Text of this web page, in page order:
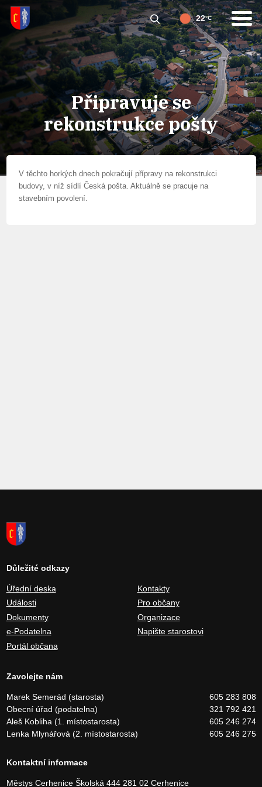
22°C
Připravuje se
rekonstrukce pošty
V těchto horkých dnech pokračují přípravy na rekonstrukci
budovy, v níž sídlí Česká pošta. Aktuálně se pracuje na
stavebním povolení.
Důležité odkazy
Úřední deska
Události
Dokumenty
e-Podatelna
Portál občana
Kontakty
Pro občany
Organizace
Napište starostovi
Zavolejte nám
Marek Semerád (starosta)
605 283 808
Obecní úřad (podatelna)
321 792 421
Aleš Kobliha (1. místostarosta)
605 246 274
Lenka Mlynářová (2. místostarosta)
605 246 275
Kontaktní informace
Městys CerheniceŠkolská 444281 02 Cerhenice